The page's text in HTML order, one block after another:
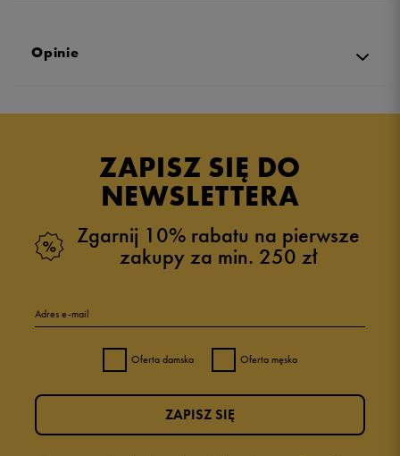
Opinie
ZAPISZ SIĘ DO
NEWSLETTERA
Zgarnij 10% rabatu na pierwsze
zakupy za min. 250 zł
Adres e-mail
Oferta damska Oferta męska
ZAPISZ SIĘ